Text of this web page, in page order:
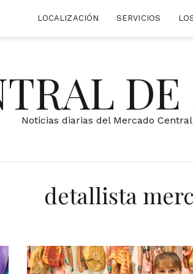
LOCALIZACIÓN SERVICIOS
Noticias diarias del Mercado
detallista